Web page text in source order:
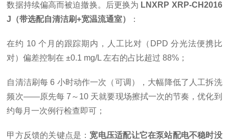
数据持续偏高而被迫撤换。后更换为 LNXRP XRP-CH2016
J（带选配自清洁刷+宽温流通室）
：
在约 10 个月的跟踪期内，人工比对（DPD 分光法便携比
对）偏差控制在 ±0.1 mg/L 左右的占比超过 88%；
自清洁刷每 6 小时动作一次（可调），大幅降低了人工拆洗
频次——原先每 7～10 天就要现场擦拭一次的节奏，优化到
约每月一次例行检查即可；
甲方反馈的关键点是： 宽电压适配让它在泵站配电不稳时没